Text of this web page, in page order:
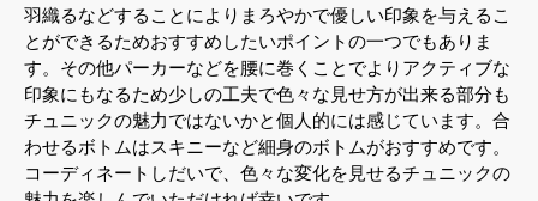
羽織るなどすることによりまろやかで優しい印象を与えるこ
とができるためおすすめしたいポイントの一つでもありま
す。その他パーカーなどを腰に巻くことでよりアクティブな
印象にもなるため少しの工夫で色々な見せ方が出来る部分も
チュニックの魅力ではないかと個人的には感じています。合
わせるボトムはスキニーなど細身のボトムがおすすめです。
コーディネートしだいで、色々な変化を見せるチュニックの